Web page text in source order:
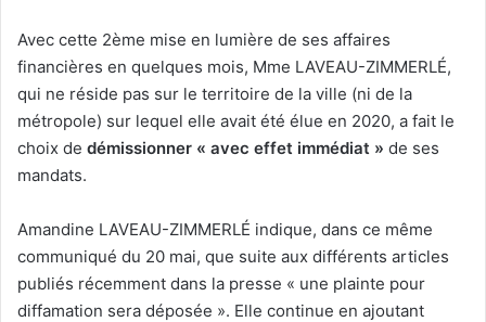
Avec cette 2ème mise en lumière de ses affaires
financières en quelques mois, Mme LAVEAU-ZIMMERLÉ,
qui ne réside pas sur le territoire de la ville (ni de la
métropole) sur lequel elle avait été élue en 2020, a fait le
choix de démissionner « avec effet immédiat » de ses
mandats.
Amandine LAVEAU-ZIMMERLÉ indique, dans ce même
communiqué du 20 mai, que suite aux différents articles
publiés récemment dans la presse « une plainte pour
diffamation sera déposée ». Elle continue en ajoutant